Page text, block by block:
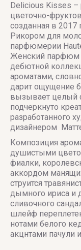
Delicious Kisses
цветочно-
созданная в
Рикором для
парфюмерии
Женский парфюм
дебютной
ароматами,
дарит ощущение
вызывает целый
подчеркнуто
разработанного
дизайнером
Композиция
душистыми
фиалки,
аккордом
струится
дымного ириса и
сливочного
шлейф
нотами белого
акцнтами пачули